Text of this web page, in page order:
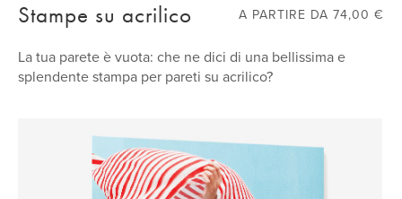
Include gommini protettivi e filo preinstallati
Stampe su acrilico A PARTIRE DA 74,00 €
La tua parete è vuota: che ne dici di una bellissima e
splendente stampa per pareti su acrilico?